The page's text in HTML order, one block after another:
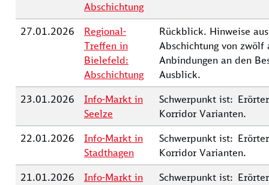
Abschichtung
27.01.2026
Regional-
Treffen in
Bielefeld:
Abschichtung
Rückblick. Hinweise
Abschichtung von
Anbindungen an den
Ausblick.
23.01.2026
Info-Markt in
Seelze
Schwerpunkt ist:
Korridor Varianten.
22.01.2026
Info-Markt in
Stadthagen
Schwerpunkt ist:
Korridor Varianten.
21.01.2026
Info-Markt in
Schwerpunkt ist: